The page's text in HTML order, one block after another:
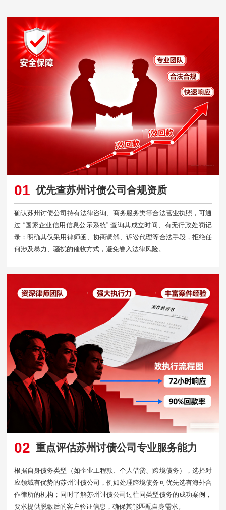
01 优先查苏州讨债公司合规资质
确认苏州讨债公司持有法律咨询、商务服务类等合法营业执照，可通
过 “国家企业信用信息公示系统” 查询其成立时间、有无行政处罚记
录；明确其仅采用律师函、协商调解、诉讼代理等合法手段，拒绝任
何涉及暴力、骚扰的催收方式，避免卷入法律风险。​
02 重点评估苏州讨债公司专业服务能力
根据自身债务类型（如企业工程款、个人借贷、跨境债务），选择对
应领域有优势的苏州讨债公司，例如处理跨境债务可优先选有海外合
作律所的机构；同时了解苏州讨债公司过往同类型债务的成功案例，
要求提供脱敏后的客户验证信息，确保其能匹配自身需求。